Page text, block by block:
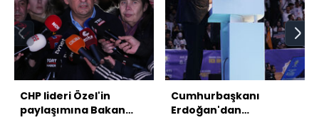
CHP lideri Özel'in
paylaşımına Bakan
Cumhurbaşkanı
Erdoğan'dan